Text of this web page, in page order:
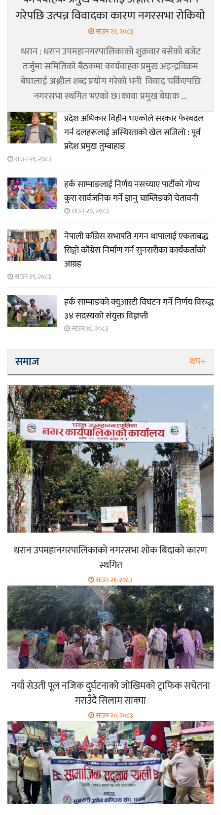
गरेपछि उत्पन्न विवादका कारण नगरसभा रोकियो
साउन २२, २०८३
धरान : धरान उपमहानगरपालिकाको शुक्रवार बसेको बजेट
तर्जुमा समितिको बैठकमा कार्यवाहक प्रमुख अइन्द्रविक्रम
बेघालाई अश्लील शब्द प्रयोग गरेको भनी विवाद चर्किएपछि
नगरसभा स्थगित भएको छ।कावा प्रमुख बेघाक ...
प्रदेश अधिकार विहीन भएकोले सरकार फेरबदल
गर्न दलहरूलाई अस्थिरताको खेल सजिलो : पूर्व
प्रदेश प्रमुख तुम्बाहाङ
साउन २१, २०८३
हर्क साम्पाङलाई निर्णय नसच्याए पार्टीको गोप्य
कुरा सार्वजनिक गर्ने ज्ञानु चाम्लिङको चेतावनी
साउन २०, २०८३
नेपाली काँग्रेस सभापति गगन थापालाई एकताबद्ध
सिङ्गो काँग्रेस निर्माण गर्न सुनसरीका कार्यकर्ताको
आग्रह
साउन १९, २०८३
हर्क साम्पाङको क्युआरटी विघटन गर्ने निर्णय विरुद्ध
३४ सदस्यको संयुक्त विज्ञप्ती
साउन १८, २०८३
समाज थप+
धरान उपमहानगरपालिकाको नगरसभा शोक बिदाको कारण
स्थगित
साउन २१, २०८३
नयाँ सेउती पूल नजिक दुर्घटनाको जोखिमको ट्राफिक सचेतना
गराउँदै सिलाम साक्मा
साउन २०, २०८३